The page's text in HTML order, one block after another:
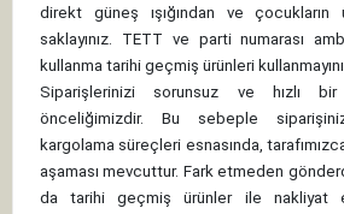
direkt güneş ışığından ve çocukların
saklayınız. TETT ve parti numarası
kullanma tarihi geçmiş ürünleri
Siparişlerinizi sorunsuz ve hızlı
önceliğimizdir. Bu sebeple
kargolama süreçleri esnasında,
aşaması mevcuttur. Fark etmeden
da tarihi geçmiş ürünler ile nakliyat